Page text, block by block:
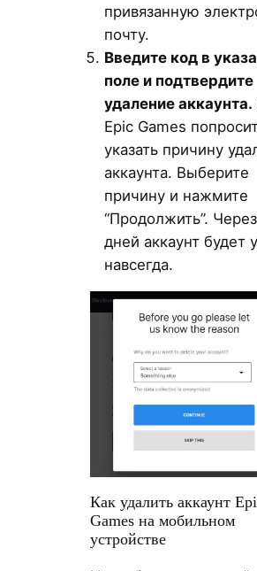
привязанную
почту.
Введите код в
поле и подтвердите
удаление аккаунта.
Epic Games
указать причину
аккаунта. Выберите
причину и нажмите
“Продолжить”.
дней аккаунт будет
навсегда.
Как удалить аккаунт
Games на мобильном
устройстве